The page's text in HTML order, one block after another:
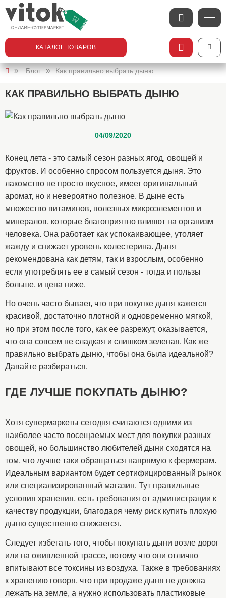
КАТАЛОГ ТОВАРОВ
Блог Как правильно выбрать дыню
КАК ПРАВИЛЬНО ВЫБРАТЬ ДЫНЮ
04/09/2020
Конец лета - это самый сезон разных ягод, овощей и
фруктов. И особенно спросом пользуется дыня. Это
лакомство не просто вкусное, имеет оригинальный
аромат, но и невероятно полезное. В дыне есть
множество витаминов, полезных микроэлементов и
минералов, которые благоприятно влияют на организм
человека. Она работает как успокаивающее, утоляет
жажду и снижает уровень холестерина. Дыня
рекомендована как детям, так и взрослым, особенно
если употреблять ее в самый сезон - тогда и пользы
больше, и цена ниже.
Но очень часто бывает, что при покупке дыня кажется
красивой, достаточно плотной и одновременно мягкой,
но при этом после того, как ее разрежут, оказывается,
что она совсем не сладкая и слишком зеленая. Как же
правильно выбрать дыню, чтобы она была идеальной?
Давайте разбираться.
ГДЕ ЛУЧШЕ ПОКУПАТЬ ДЫНЮ?
Хотя супермаркеты сегодня считаются одними из
наиболее часто посещаемых мест для покупки разных
овощей, но большинство любителей дыни сходятся на
том, что лучше таки обращаться напрямую к фермерам.
Идеальным вариантом будет сертифицированный рынок
или специализированный магазин. Тут правильные
условия хранения, есть требования от администрации к
качеству продукции, благодаря чему риск купить плохую
дыню существенно снижается.
Следует избегать того, чтобы покупать дыни возле дорог
или на оживленной трассе, потому что они отлично
впитывают все токсины из воздуха. Также в требованиях
к хранению говоря, что при продаже дыня не должна
лежать на земле, а нужно использовать пластиковые